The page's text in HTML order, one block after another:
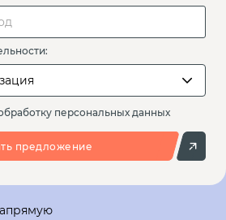
персональных данных
предложение